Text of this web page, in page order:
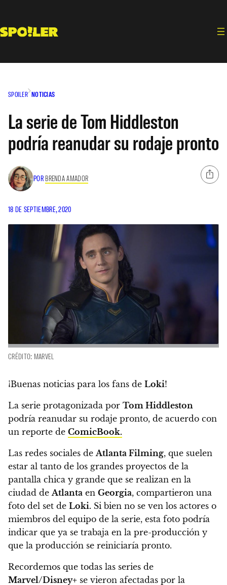
contenido
SPOILER NOTICIAS
La serie de Tom Hiddleston
podría reanudar su rodaje pronto
POR BRENDA AMADOR
18 DE SEPTIEMBRE, 2020
CRÉDITO: MARVEL
¡Buenas noticias para los fans de Loki!
La serie protagonizada por Tom Hiddleston
podría reanudar su rodaje pronto, de acuerdo con
un reporte de ComicBook.
Las redes sociales de Atlanta Filming, que suelen
estar al tanto de los grandes proyectos de la
pantalla chica y grande que se realizan en la
ciudad de Atlanta en Georgia, compartieron una
foto del set de Loki. Si bien no se ven los actores o
miembros del equipo de la serie, esta foto podría
indicar que ya se trabaja en la pre-producción y
que la producción se reiniciaría pronto.
Recordemos que todas las series de
Marvel/Disney+ se vieron afectadas por la